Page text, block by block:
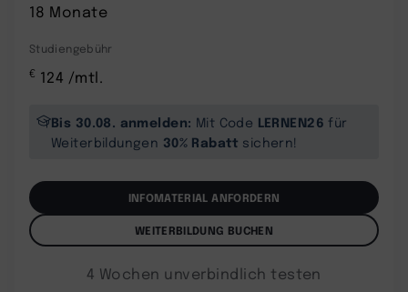
18 Monate
Studiengebühr
€ 124 /mtl.
Bis 30.08. anmelden: Mit Code LERNEN26 für
Weiterbildungen 30% Rabatt sichern!
INFOMATERIAL ANFORDERN
WEITERBILDUNG BUCHEN
4 Wochen unverbindlich testen